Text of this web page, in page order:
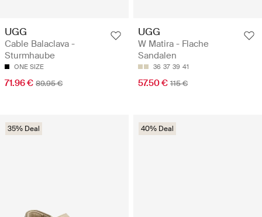
UGG
Cable Balaclava -
Sturmhaube
ONE SIZE
71.96 € 89.95 €
UGG
W Matira - Flache
Sandalen
36 37 39 41
57.50 € 115 €
35% Deal 40% Deal